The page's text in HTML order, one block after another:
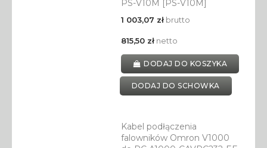
PS-V10M [PS-V10M]
1 003,07 złbrutto
815,50 złnetto
DODAJ DO KOSZYKA
DODAJ DO SCHOWKA
Kabel podłączenia
falowników Omron V1000